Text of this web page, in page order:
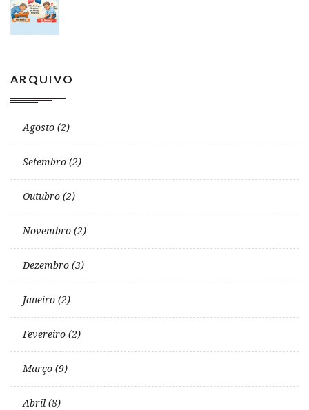
ARQUIVO
Agosto (2)
Setembro (2)
Outubro (2)
Novembro (2)
Dezembro (3)
Janeiro (2)
Fevereiro (2)
Março (9)
Abril (8)